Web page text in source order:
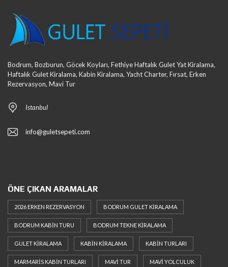
Bodrum, Bozburun, Göcek Koyları, Fethiye Haftalık Gulet Yat Kiralama,
Haftalık Gulet Kiralama, Kabin Kiralama, Yacht Charter, Fırsat, Erken
Rezervasyon, Mavi Tur
Istanbul
info@guletsepeti.com
ÖNE ÇIKAN ARAMALAR
2026 ERKEN REZERVASYON BODRUM GULET KIRALAMA
BODRUM KABIN TURU BODRUM TEKNE KIRALAMA
GULET KIRALAMA KABIN KIRALAMA KABIN TURLARI
MARMARIS KABIN TURLARI MAVI TUR MAVI YOLCULUK